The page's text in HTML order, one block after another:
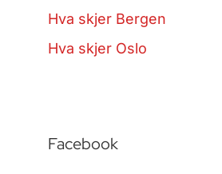
Hva skjer Bergen
Hva skjer Oslo
Facebook